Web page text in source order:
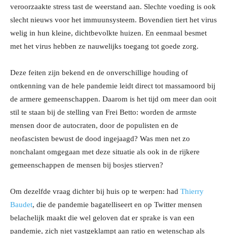
veroorzaakte stress tast de weerstand aan. Slechte voeding is ook
slecht nieuws voor het immuunsysteem. Bovendien tiert het virus
welig in hun kleine, dichtbevolkte huizen. En eenmaal besmet
met het virus hebben ze nauwelijks toegang tot goede zorg.
Deze feiten zijn bekend en de onverschillige houding of
ontkenning van de hele pandemie leidt direct tot massamoord bij
de armere gemeenschappen. Daarom is het tijd om meer dan ooit
stil te staan bij de stelling van Frei Betto: worden de armste
mensen door de autocraten, door de populisten en de
neofascisten bewust de dood ingejaagd? Was men net zo
nonchalant omgegaan met deze situatie als ook in de rijkere
gemeenschappen de mensen bij bosjes stierven?
Om dezelfde vraag dichter bij huis op te werpen: had Thierry
Baudet, die de pandemie bagatelliseert en op Twitter mensen
belachelijk maakt die wel geloven dat er sprake is van een
pandemie, zich niet vastgeklampt aan ratio en wetenschap als